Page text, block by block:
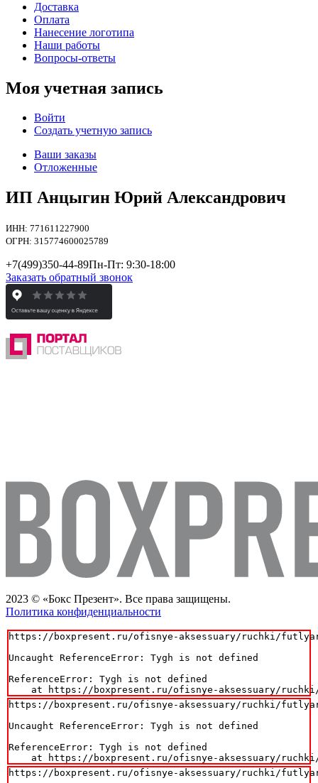
Доставка
Оплата
Нанесение логотипа
Наши работы
Вопросы-ответы
Моя учетная запись
Войти
Создать учетную запись
Ваши заказы
Отложенные
ИП Анцыгин Юрий Александрович
ИНН: 771611227900
ОГРН: 315774600025789
+7(499)350-44-89Пн-Пт: 9:30-18:00
Заказать обратный звонок
2023 © «Бокс Презент». Все права защищены.
Политика конфиденциальности
https://boxpresent.ru/ofisnye-aksessuary/ruchki/
Uncaught ReferenceError: Tygh is not defined
ReferenceError: Tygh is not defined
at https://boxpresent.ru/ofisnye-aksessuary/
https://boxpresent.ru/ofisnye-aksessuary/ruchki/
Uncaught ReferenceError: Tygh is not defined
ReferenceError: Tygh is not defined
at https://boxpresent.ru/ofisnye-aksessuary/
https://boxpresent.ru/ofisnye-aksessuary/ruchki/